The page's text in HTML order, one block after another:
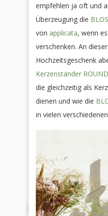
empfehlen ja oft und
Überzeugung die
von applicata, wenn
verschenken. An
Hochzeitsgeschenk
Kerzenständer
die gleichzeitig als
dienen und wie die
in vielen